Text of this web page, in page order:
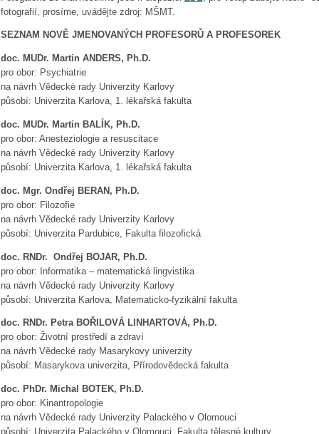
fotografií, prosíme, uvádějte zdroj: MŠMT.
SEZNAM NOVĚ JMENOVANÝCH PROFESORŮ A PROFESOREK
doc. MUDr. Martin ANDERS, Ph.D.
pro obor: Psychiatrie
na návrh Vědecké rady Univerzity Karlovy
působí: Univerzita Karlova, 1. lékařská fakulta
doc. MUDr. Martin BALÍK, Ph.D.
pro obor: Anesteziologie a resuscitace
na návrh Vědecké rady Univerzity Karlovy
působí: Univerzita Karlova, 1. lékařská fakulta
doc. Mgr. Ondřej BERAN, Ph.D.
pro obor: Filozofie
na návrh Vědecké rady Univerzity Karlovy
působí: Univerzita Pardubice, Fakulta filozofická
doc. RNDr. Ondřej BOJAR, Ph.D.
pro obor: Informatika – matematická lingvistika
na návrh Vědecké rady Univerzity Karlovy
působí: Univerzita Karlova, Matematicko-fyzikální fakulta
doc. RNDr. Petra BOŘILOVÁ LINHARTOVÁ, Ph.D.
pro obor: Životní prostředí a zdraví
na návrh Vědecké rady Masarykovy univerzity
působí: Masarykova univerzita, Přírodovědecká fakulta
doc. PhDr. Michal BOTEK, Ph.D.
pro obor: Kinantropologie
na návrh Vědecké rady Univerzity Palackého v Olomouci
působí: Univerzita Palackého v Olomouci, Fakulta tělesné kultury